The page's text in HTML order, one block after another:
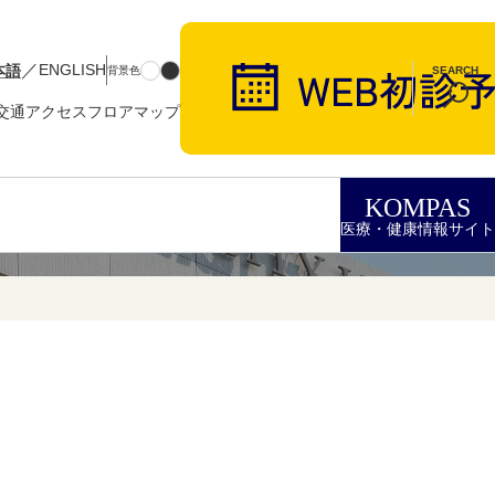
語／ENGLISH背景色
通アクセスフロアマップ
SEARCH
KOMPAS
医療・健康情報サイト